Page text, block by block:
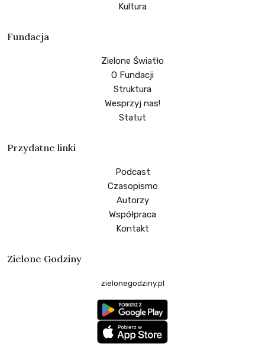
Kultura
Fundacja
Zielone Światło
O Fundacji
Struktura
Wesprzyj nas!
Statut
Przydatne linki
Podcast
Czasopismo
Autorzy
Współpraca
Kontakt
Zielone Godziny
zielonegodziny.pl